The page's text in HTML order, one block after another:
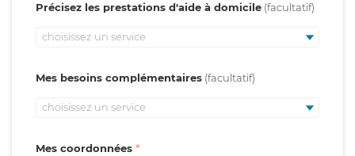
Précisez les prestations d'aide à domicile
choisissez un service
Mes besoins complémentaires
choisissez un service
Mes coordonnées